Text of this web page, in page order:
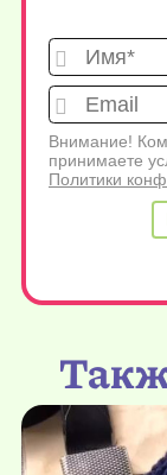
Внимание!
принимаете
Политики